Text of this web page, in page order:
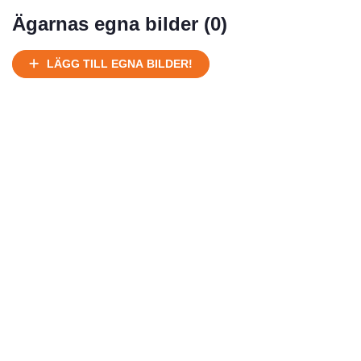
Under normalt skick, kan kräva reparation
Ägarnas egna bilder (0)
LÄGG TILL EGNA BILDER!